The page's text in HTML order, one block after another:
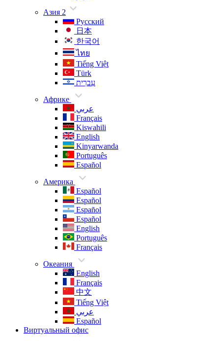
Азия 2
Русский
日本
한국어
ไทย
Tiếng Việt
Türk
עִברִית
Африке
عربي
Français
Kiswahili
English
Kinyarwanda
Português
Español
Америка
Español
Español
Español
Español
English
Português
Français
Океания
English
Français
中文
Tiếng Việt
عربي
Español
Виртуальный офис